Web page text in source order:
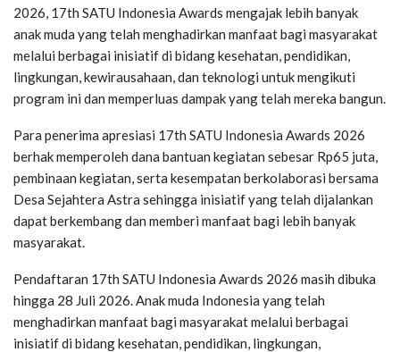
2026, 17th SATU Indonesia Awards mengajak lebih banyak
anak muda yang telah menghadirkan manfaat bagi masyarakat
melalui berbagai inisiatif di bidang kesehatan, pendidikan,
lingkungan, kewirausahaan, dan teknologi untuk mengikuti
program ini dan memperluas dampak yang telah mereka bangun.
Para penerima apresiasi 17th SATU Indonesia Awards 2026
berhak memperoleh dana bantuan kegiatan sebesar Rp65 juta,
pembinaan kegiatan, serta kesempatan berkolaborasi bersama
Desa Sejahtera Astra sehingga inisiatif yang telah dijalankan
dapat berkembang dan memberi manfaat bagi lebih banyak
masyarakat.
Pendaftaran 17th SATU Indonesia Awards 2026 masih dibuka
hingga 28 Juli 2026. Anak muda Indonesia yang telah
menghadirkan manfaat bagi masyarakat melalui berbagai
inisiatif di bidang kesehatan, pendidikan, lingkungan,